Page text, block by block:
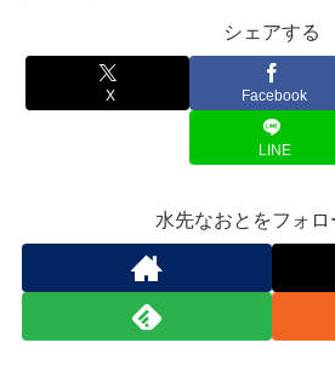
シェアする
X Facebook
LINE
水先なおとをフォロ